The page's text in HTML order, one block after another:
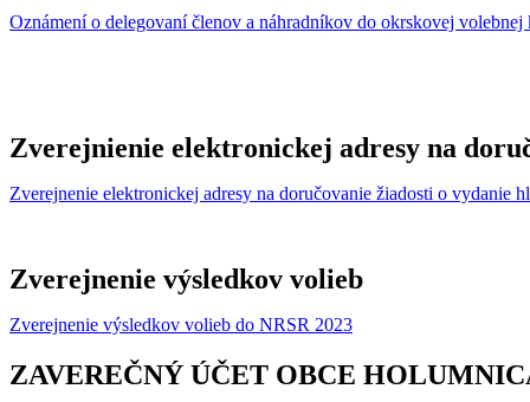
Oznámení o delegovaní členov a náhradníkov do okrskovej volebnej
Zverejnienie elektronickej adresy na
Zverejnenie elektronickej adresy na doručovanie žiadosti o vydanie
Zverejnenie výsledkov volieb
Zverejnenie výsledkov volieb do NRSR 2023
ZAVEREČNÝ ÚČET OBCE